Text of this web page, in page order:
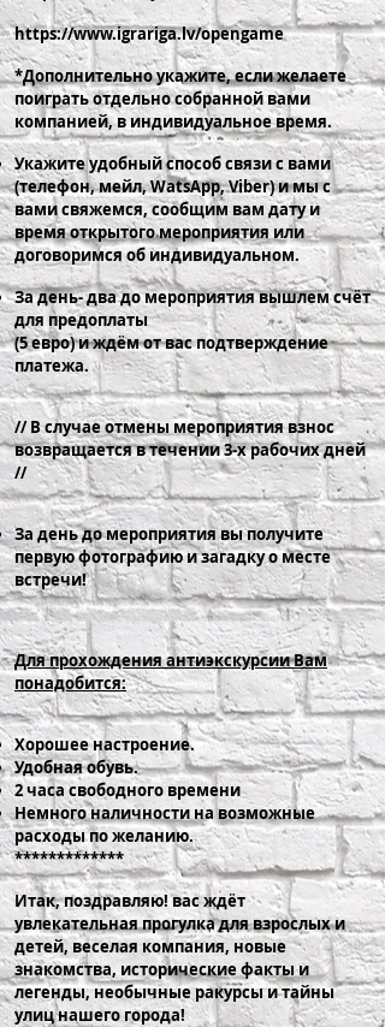
https://www.igrariga.lv/opengame
*Дополнительно укажите, если желаете
поиграть отдельно собранной вами
компанией, в индивидуальное время.
Укажите удобный способ связи с вами
(телефон, мейл, WatsApp, Viber) и мы с
вами свяжемся, сообщим вам дату и
время открытого мероприятия или
договоримся об индивидуальном.
За день- два до мероприятия вышлем счёт
для предоплаты
(5 евро) и ждём от вас подтверждение
платежа.
// В случае отмены мероприятия взноc
возвращается в течении 3-х рабочих дней
//
За день до мероприятия вы получите
первую фотографию и загадку о месте
встречи!
Для прохождения антиэкскурсии Вам
понадобится:
Хорошее настроение.
Удобная обувь.
2 часа свободного времени
Немного наличности на возможные
расходы по желанию.
*************
Итак, поздравляю! вас ждёт
увлекательная прогулка для взрослых и
детей, веселая компания, новые
знакомства, исторические факты и
легенды, необычные ракурсы и тайны
улиц нашего города!